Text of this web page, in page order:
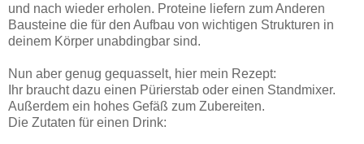
und nach wieder erholen. Proteine liefern zum Anderen
Bausteine die für den Aufbau von wichtigen Strukturen in
deinem Körper unabdingbar sind.
Nun aber genug gequasselt, hier mein Rezept:
Ihr braucht dazu einen Pürierstab oder einen Standmixer.
Außerdem ein hohes Gefäß zum Zubereiten.
Die Zutaten für einen Drink: